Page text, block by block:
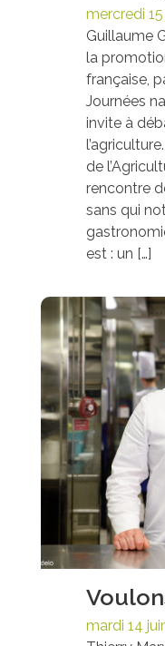
mercredi
Guillaume
la
française,
Journées
invite à
de
rencontre
sans qui
est : un […]
mardi 14